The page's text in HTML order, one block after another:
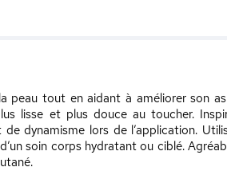
peau tout en aidant à améliorer son
lisse et plus douce au toucher.
dynamisme lors de l’application.
soin corps hydratant ou ciblé.